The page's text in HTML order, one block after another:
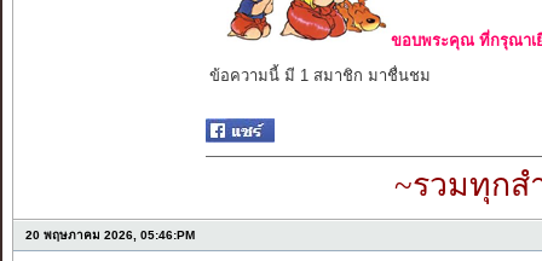
ขอบพระคุณ ที่กรุณาเ
ข้อความนี้ มี 1 สมาชิก มาชื่นชม
~รวมทุกส
20 พฤษภาคม 2026, 05:46:PM